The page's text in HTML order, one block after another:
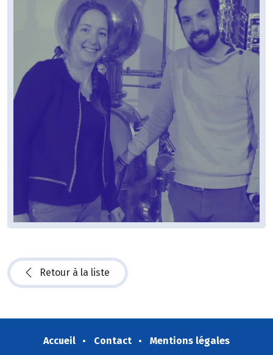
Retour à la liste
Accueil Contact
Mentions légales